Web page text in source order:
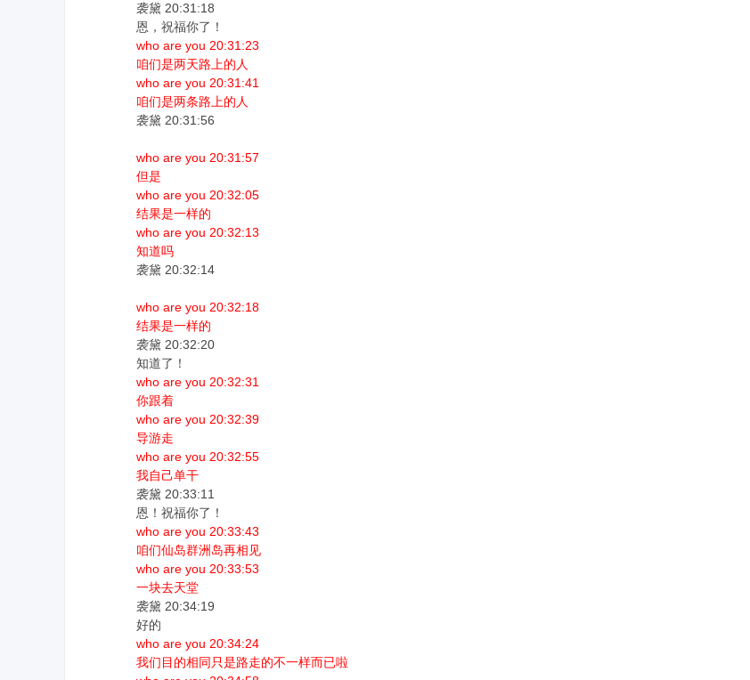
袭黛 20:31:18
恩，祝福你了！
who are you 20:31:23
咱们是两天路上的人
who are you 20:31:41
咱们是两条路上的人
袭黛 20:31:56
who are you 20:31:57
但是
who are you 20:32:05
结果是一样的
who are you 20:32:13
知道吗
袭黛 20:32:14
who are you 20:32:18
结果是一样的
袭黛 20:32:20
知道了！
who are you 20:32:31
你跟着
who are you 20:32:39
导游走
who are you 20:32:55
我自己单干
袭黛 20:33:11
恩！祝福你了！
who are you 20:33:43
咱们仙岛群洲岛再相见
who are you 20:33:53
一块去天堂
袭黛 20:34:19
好的
who are you 20:34:24
我们目的相同只是路走的不一样而已啦